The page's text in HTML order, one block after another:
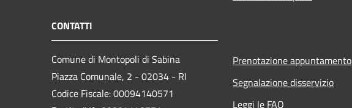
CONTATTI
Comune di Montopoli di Sabina
Piazza Comunale, 2 - 02034 - RI
Codice Fiscale: 00094140571
Prenotazione appuntamento
Segnalazione disservizio
Leggi le FAQ